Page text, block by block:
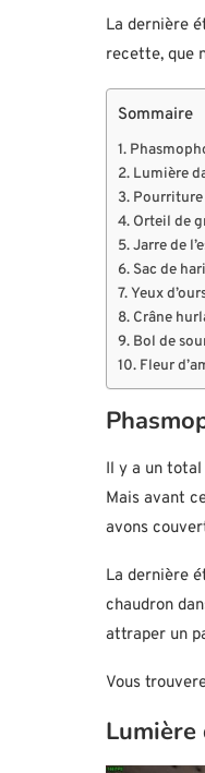
La dernière
recette, que
Sommaire
Lumière
Pourriture
Orteil de
Jarre de
Sac de
Yeux
Crâne
Bol de
Fleur
Il y a un total
Mais avant
avons
La dernière
chaudron
attraper un
Vous
Lumière